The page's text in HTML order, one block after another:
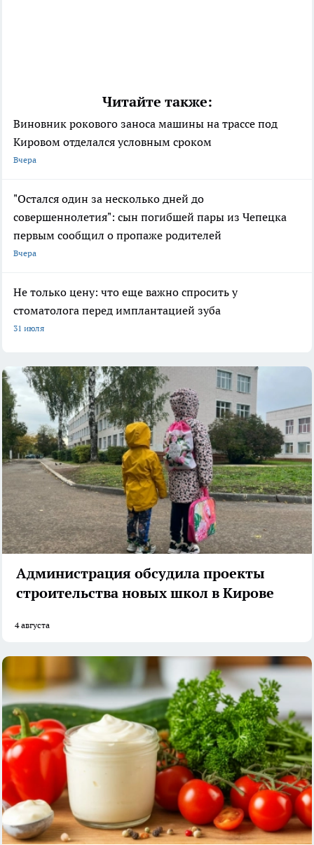
Читайте также:
Виновник рокового заноса машины на трассе под
Кировом отделался условным сроком
Вчера
"Остался один за несколько дней до
совершеннолетия": сын погибшей пары из Чепецка
первым сообщил о пропаже родителей
Вчера
Не только цену: что еще важно спросить у
стоматолога перед имплантацией зуба
31 июля
Администрация обсудила проекты
строительства новых школ в Кирове
4 августа